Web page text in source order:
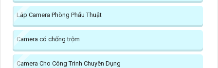
Lắp Camera Phòng Phẩu Thuật
Camera có chống trộm
Camera Cho Công Trình Chuyên Dụng